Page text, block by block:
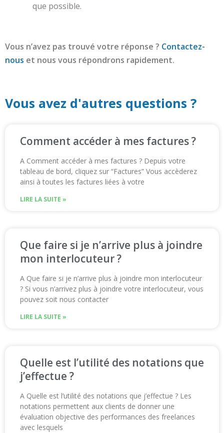
que possible.
Vous n’avez pas trouvé votre réponse ? Contactez-
nous et nous vous répondrons rapidement.
Vous avez d'autres questions ?
Comment accéder à mes factures ?
A Comment accéder à mes factures ? Depuis votre
tableau de bord, cliquez sur “Factures” Vous accèderez
ainsi à toutes les factures liées à votre
LIRE LA SUITE »
Que faire si je n’arrive plus à joindre
mon interlocuteur ?
A Que faire si je n’arrive plus à joindre mon interlocuteur
? Si vous n’arrivez plus à joindre votre interlocuteur, vous
pouvez soit nous contacter
LIRE LA SUITE »
Quelle est l’utilité des notations que
j’effectue ?
A Quelle est l’utilité des notations que j’effectue ? Les
notations permettent aux clients de donner une
évaluation objective des performances des freelances
avec lesquels